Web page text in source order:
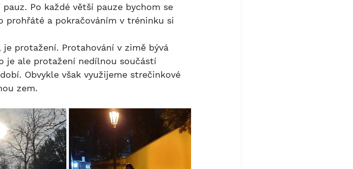
Po každé větší pauze bychom se
a pokračováním v tréninku si
je ale protažení nedílnou součástí
Obvykle však využijeme strečinkové
zem.